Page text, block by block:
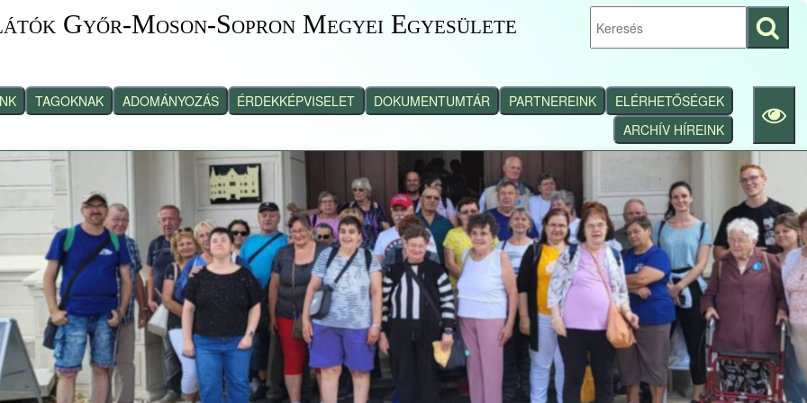
Győr-Moson-Sopron Megyei Egyesülete
Keresés
indítása
TAGOKNAK ADOMÁNYOZÁS ÉRDEKKÉPVISELET DOKUMENTUMTÁR PARTNEREINK
ELÉRHETŐSÉGEK
ARCHÍV HÍREINK